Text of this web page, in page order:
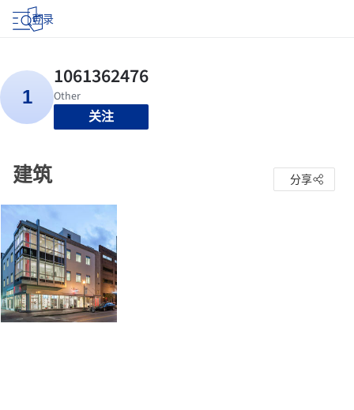
登录
关注
建筑 分享